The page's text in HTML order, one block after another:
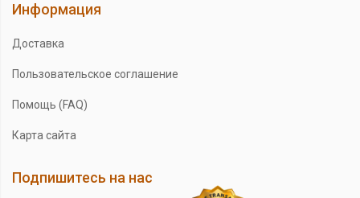
Информация
Доставка
Пользовательское соглашение
Помощь (FAQ)
Карта сайта
Подпишитесь на нас